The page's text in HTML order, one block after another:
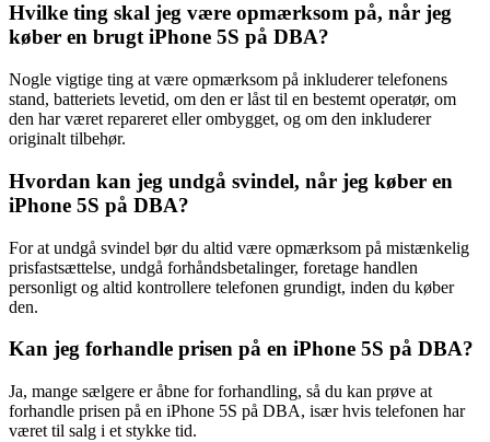
Hvilke ting skal jeg være opmærksom på, når jeg
køber en brugt iPhone 5S på DBA?
Nogle vigtige ting at være opmærksom på inkluderer telefonens
stand, batteriets levetid, om den er låst til en bestemt operatør, om
den har været repareret eller ombygget, og om den inkluderer
originalt tilbehør.
Hvordan kan jeg undgå svindel, når jeg køber en
iPhone 5S på DBA?
For at undgå svindel bør du altid være opmærksom på mistænkelig
prisfastsættelse, undgå forhåndsbetalinger, foretage handlen
personligt og altid kontrollere telefonen grundigt, inden du køber
den.
Kan jeg forhandle prisen på en iPhone 5S på DBA?
Ja, mange sælgere er åbne for forhandling, så du kan prøve at
forhandle prisen på en iPhone 5S på DBA, især hvis telefonen har
været til salg i et stykke tid.